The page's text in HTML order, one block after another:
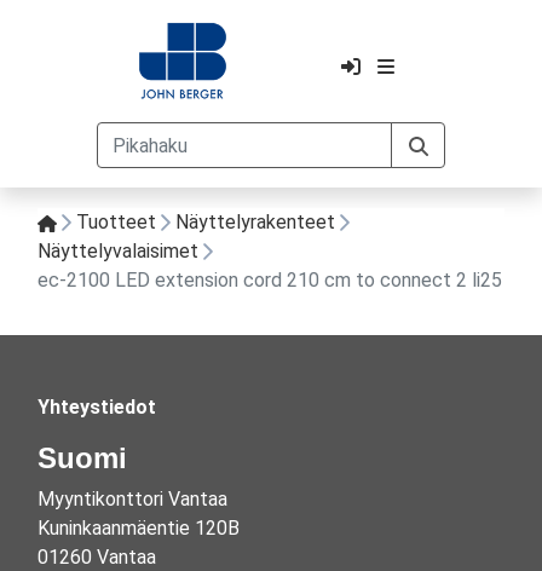
Tuotteet
Näyttelyrakenteet
Näyttelyvalaisimet
ec-2100 LED extension cord 210 cm to connect 2 li25
Yhteystiedot
Suomi
Myyntikonttori Vantaa
Kuninkaanmäentie 120B
01260 Vantaa